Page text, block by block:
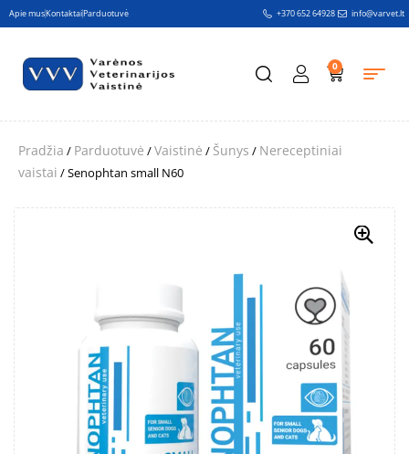
Apie musKontaktaiParduotuvė +370 652 64928 info@varvet.lt
0
Pradžia / Parduotuvė /Vaistinė / Šunys / Nereceptiniai
vaistai / Senophtan small N60